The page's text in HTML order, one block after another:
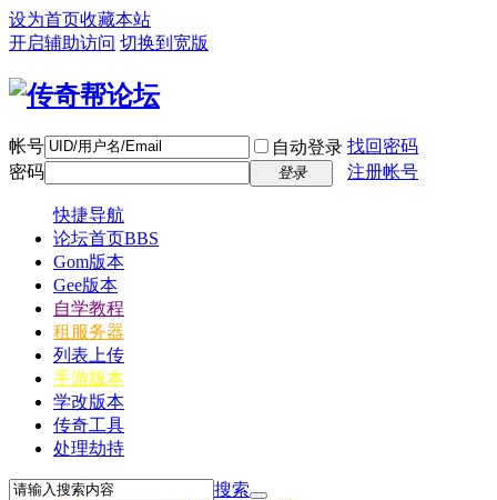
设为首页收藏本站
开启辅助访问 切换到宽版
帐号 自动登录 找回密码
密码
登录 注册帐号
快捷导航
论坛首页BBS
Gom版本
Gee版本
自学教程
租服务器
列表上传
手游版本
学改版本
传奇工具
处理劫持
搜索